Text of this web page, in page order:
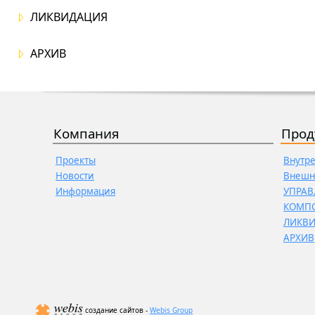
ЛИКВИДАЦИЯ
АРХИВ
Компания
Проекты
Новости
Информация
АРХИВ
создание сайтов - Webis Group